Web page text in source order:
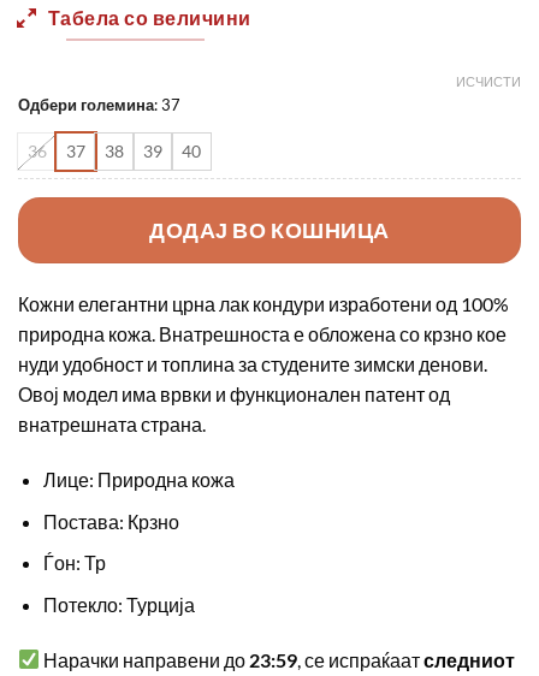
Табела со величини
Одбери големина:37
36 37 38 39 40
ИСЧИСТИ
ДОДАЈ ВО КОШНИЦА
Кожни елегантни црна лак кондури изработени од 100%
природна кожа. Внатрешноста е обложена со крзно кое
нуди удобност и топлина за студените зимски денови.
Овој модел има врвки и функционален патент од
внатрешната страна.
Лице: Природна кожа
Постава: Крзно
Ѓон: Тр
Потекло: Турција
Нарачки направени до 23:59 , се испраќаатследниот